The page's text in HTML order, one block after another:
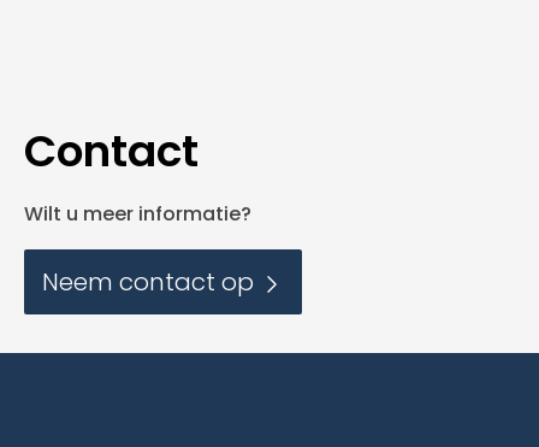
Contact
Wilt u meer informatie?
Neem contact op